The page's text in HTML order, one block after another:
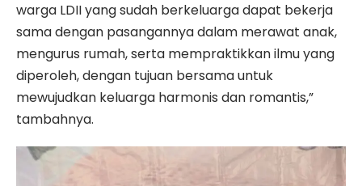
warga LDII yang sudah berkeluarga dapat bekerja
sama dengan pasangannya dalam merawat anak,
mengurus rumah, serta mempraktikkan ilmu yang
diperoleh, dengan tujuan bersama untuk
mewujudkan keluarga harmonis dan romantis,”
tambahnya.